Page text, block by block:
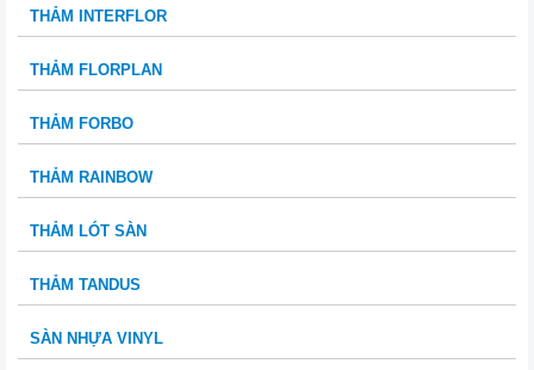
THẢM INTERFLOR
THẢM FLORPLAN
THẢM FORBO
THẢM RAINBOW
THẢM LÓT SÀN
THẢM TANDUS
SÀN NHỰA VINYL